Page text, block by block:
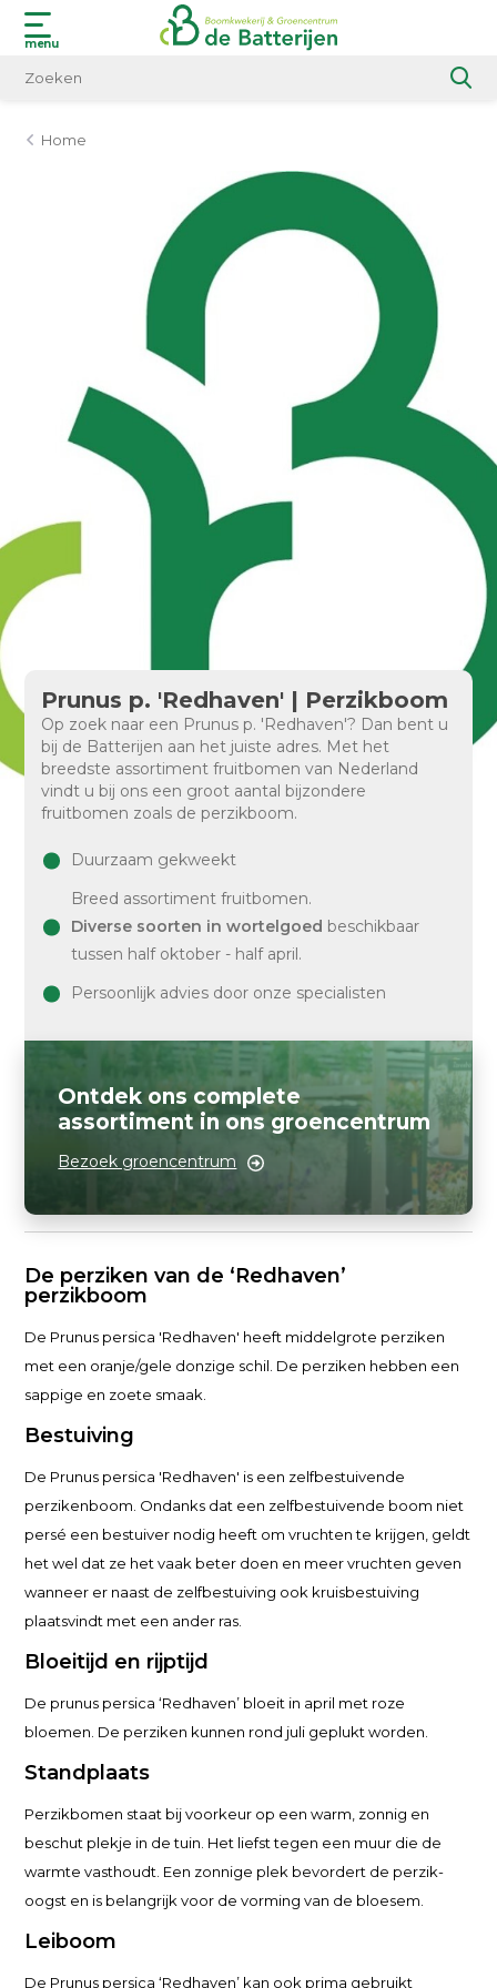
menu
Home
Prunus p. 'Redhaven' | Perzikboom
Op zoek naar een Prunus p. 'Redhaven'? Dan bent u
bij de Batterijen aan het juiste adres. Met het
breedste assortiment fruitbomen van Nederland
vindt u bij ons een groot aantal bijzondere
fruitbomen zoals de perzikboom.
Duurzaam gekweekt
Breed assortiment fruitbomen.
Diverse soorten in wortelgoed beschikbaar
tussen half oktober - half april.
Persoonlijk advies door onze specialisten
Ontdek ons complete
assortiment in ons groencentrum
Bezoek groencentrum
De perziken van de ‘Redhaven’
perzikboom
De Prunus persica 'Redhaven' heeft middelgrote perziken
met een oranje/gele donzige schil. De perziken hebben een
sappige en zoete smaak.
Bestuiving
De Prunus persica 'Redhaven' is een zelfbestuivende
perzikenboom. Ondanks dat een zelfbestuivende boom niet
persé een bestuiver nodig heeft om vruchten te krijgen, geldt
het wel dat ze het vaak beter doen en meer vruchten geven
wanneer er naast de zelfbestuiving ook kruisbestuiving
plaatsvindt met een ander ras.
Bloeitijd en rijptijd
De prunus persica ‘Redhaven’ bloeit in april met roze
bloemen. De perziken kunnen rond juli geplukt worden.
Standplaats
Perzikbomen staat bij voorkeur op een warm, zonnig en
beschut plekje in de tuin. Het liefst tegen een muur die de
warmte vasthoudt. Een zonnige plek bevordert de perzik-
oogst en is belangrijk voor de vorming van de bloesem.
Leiboom
De Prunus persica ‘Redhaven’ kan ook prima gebruikt